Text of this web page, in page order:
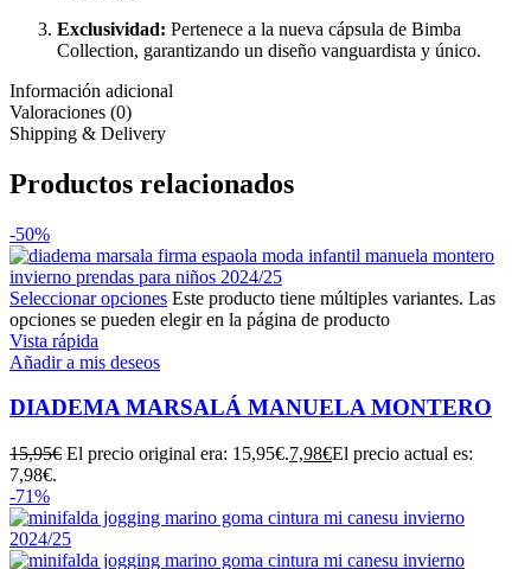
Exclusividad: Pertenece a la nueva cápsula de Bimba
Collection, garantizando un diseño vanguardista y único.
Información adicional
Valoraciones (0)
Shipping & Delivery
Productos relacionados
-50%
Seleccionar opciones Este producto tiene múltiples variantes. Las
opciones se pueden elegir en la página de producto
Vista rápida
Añadir a mis deseos
DIADEMA MARSALÁ MANUELA MONTERO
15,95€ El precio original era: 15,95€.7,98€El precio actual es:
7,98€.
-71%